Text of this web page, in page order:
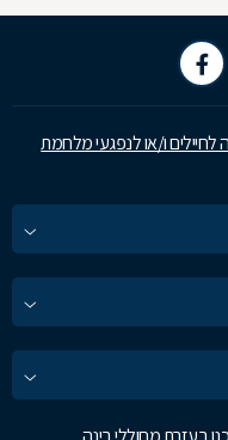
ו/או לנפגעי מלחמת